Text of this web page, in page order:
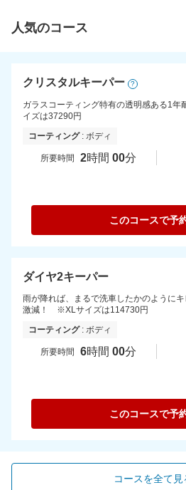
人気のコース
クリスタルキーパー ?
ガラスコーティング特有の透明感ある1
イズは37290円
コーティング: ボディ
所要時間 2時間 00分
このコースで予
ダイヤ2キーパー
雨が降れば、まるで洗車したかのように
激減！ ※XLサイズは114730円
コーティング: ボディ
所要時間 6時間 00分
このコースで予
コースを全て見